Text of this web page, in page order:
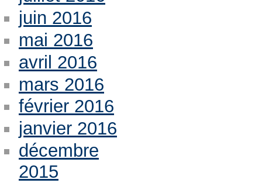
juin 2016
mai 2016
avril 2016
mars 2016
février 2016
janvier 2016
décembre
2015